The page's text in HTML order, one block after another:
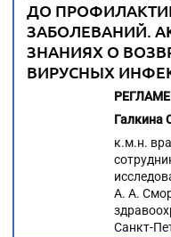
ДО
ЗАБОЛЕВАНИЙ.
ЗНАНИЯХ О
ВИРУСНЫХ
Галкина
к.м.н.
А. А.
Санкт-